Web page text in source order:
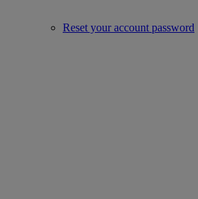
Reset your account password